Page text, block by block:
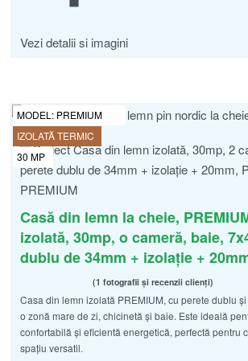
Vezi detalii si imagini
MODEL: PREMIUM
IZOLATĂ TERMIC
30 MP
Casă din lemn la cheie,
izolată, 30mp, o cameră, baie,
dublu de 34mm + izolație +
Evaluat la5.00din 5
1 fotografii și recenzii clienți
Casa din lemn izolată PREMIUM, cu perete dublu
o zonă mare de zi, chicinetă și baie. Este ideală
confortabilă și eficientă energetică, perfectă pentru
spațiu versatil.